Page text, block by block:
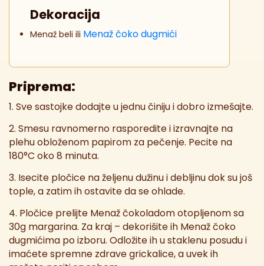
Dekoracija
Menaž beli ili Menaž čoko dugmići
Priprema:
1. Sve sastojke dodajte u jednu činiju i dobro izmešajte.
2. Smesu ravnomerno rasporedite i izravnajte na
plehu obloženom papirom za pečenje. Pecite na
180°C oko 8 minuta.
3. Isecite pločice na željenu dužinu i debljinu dok su još
tople, a zatim ih ostavite da se ohlade.
4. Pločice prelijte Menaž čokoladom otopljenom sa
30g margarina. Za kraj – dekorišite ih Menaž čoko
dugmićima po izboru. Odložite ih u staklenu posudu i
imaćete spremne zdrave grickalice, a uvek ih